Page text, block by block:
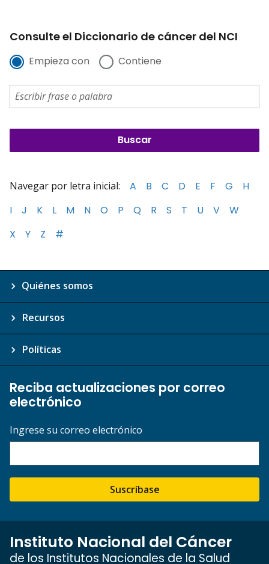
Consulte el Diccionario de cáncer del NCI
Empieza con Contiene
Navegar por letra inicial: A B C D E F G
H
I
J K L M N O P Q R S T U V
W
X
Y Z #
Quiénes somos
Recursos
Políticas
Reciba actualizaciones por correo
electrónico
Ingrese su correo electrónico
Suscríbase
Instituto Nacional del Cáncer
de los Institutos Nacionales de la Salud